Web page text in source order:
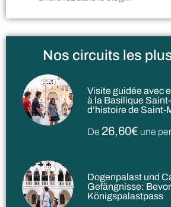
Nos circuits les
Visite guidée avec
à la Basilique
d’histoire de Saint-
De 26,60€ une
Dogenpalast und
Gefängnisse:
Königspalastpass